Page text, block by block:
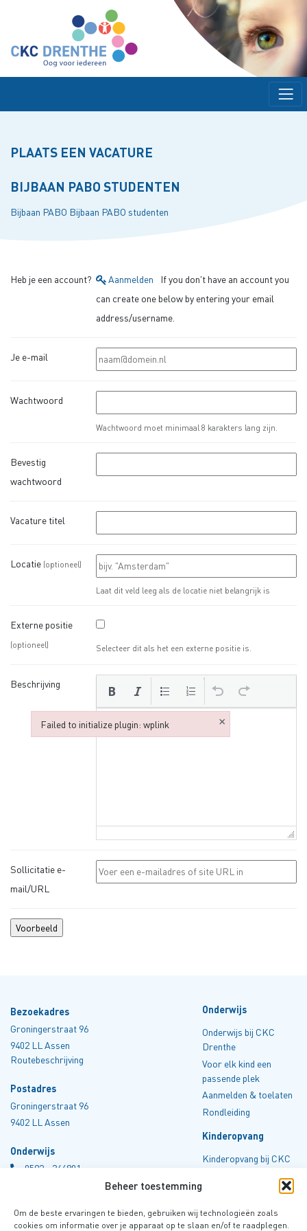
Beheer toestemming
Om de beste ervaringen te bieden, gebruiken wij technologieën zoals
cookies om informatie over je apparaat op te slaan en/of te raadplegen.
PLAATS EEN VACATURE
BIJBAAN PABO STUDENTEN
Bijbaan PABO Bijbaan PABO studenten
Heb je een account? Aanmelden
can create one below by entering your email
address/username.
Je e-mail
Wachtwoord
Wachtwoord moet minimaal 8 karakters lang zijn.
Bevestig
wachtwoord
Vacature titel
Locatie (optioneel)
Laat dit veld leeg als de locatie niet belangrijk is
Externe positie
(optioneel) Selecteer dit als het een externe positie is.
Beschrijving
Sollicitatie e-
mail/URL
Bezoekadres
Groningerstraat 96
9402 LL Assen
Routebeschrijving
Postadres
Groningerstraat 96
9402 LL Assen
Onderwijs
0592 - 346801
Kinderopvang
Onderwijs
Onderwijs bij CKC
Drenthe
Voor elk kind een
passende plek
Aanmelden & toelaten
Rondleiding
Kinderopvang
Kinderopvang bij CKC
Aanmelden
Rondleiding
Failed to initialize plugin: wplink ×
Failed to initialize plugin: wplink